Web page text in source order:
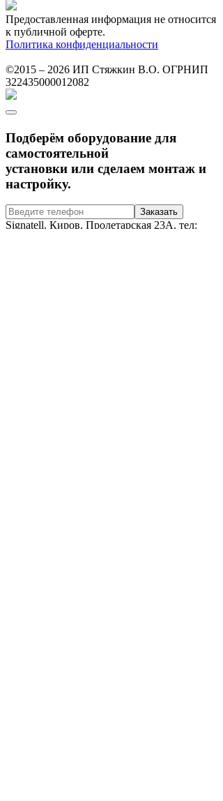
Предоставленная информация не относится
к публичной оферте.
Политика конфиденциальности
©2015 – 2026 ИП Стяжкин В.О. ОГРНИП
322435000012082
Подберём оборудование для
самостоятельной
установки или сделаем монтаж и
настройку.
Signatell, Киров, Пролетарская 23А, тел: